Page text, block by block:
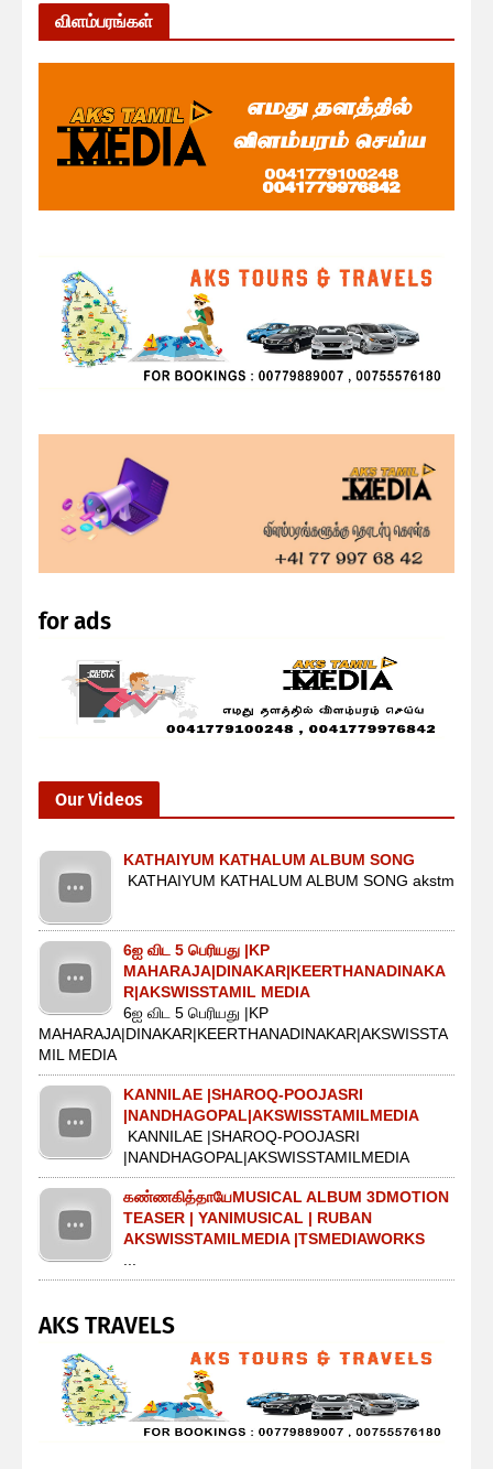
விளம்பரங்கள்
for ads
Our Videos
KATHAIYUM KATHALUM ALBUM SONG
KATHAIYUM KATHALUM ALBUM SONG akstm
6ஐ விட 5 பெரியது |KP
MAHARAJA|DINAKAR|KEERTHANADINAKA
R|AKSWISSTAMIL MEDIA
6ஐ விட 5 பெரியது |KP
MAHARAJA|DINAKAR|KEERTHANADINAKAR|AKSWISSTA
MIL MEDIA
KANNILAE |SHAROQ-POOJASRI
|NANDHAGOPAL|AKSWISSTAMILMEDIA
KANNILAE |SHAROQ-POOJASRI
|NANDHAGOPAL|AKSWISSTAMILMEDIA
கண்ணகித்தாயேMUSICAL ALBUM 3DMOTION
TEASER | YANIMUSICAL | RUBAN
AKSWISSTAMILMEDIA |TSMEDIAWORKS
AKS TRAVELS